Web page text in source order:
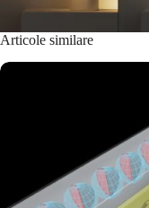
Articole similare